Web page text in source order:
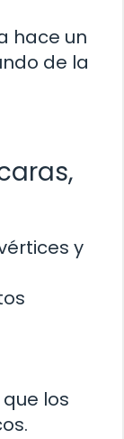
hace un
de la
y
los